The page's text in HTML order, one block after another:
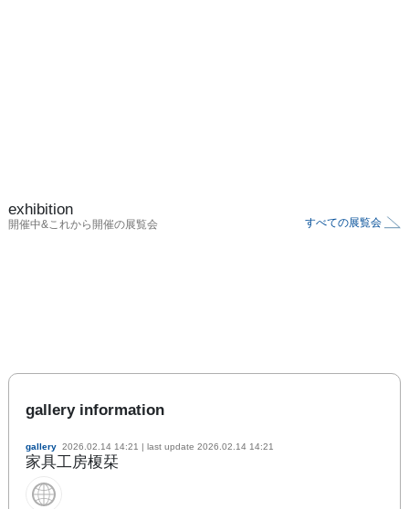
exhibition
開催中&これから開催の展覧会 すべての展覧会
gallery information
gallery 2026.02.14 14:21 | last update 2026.02.14 14:21
家具工房榎栞